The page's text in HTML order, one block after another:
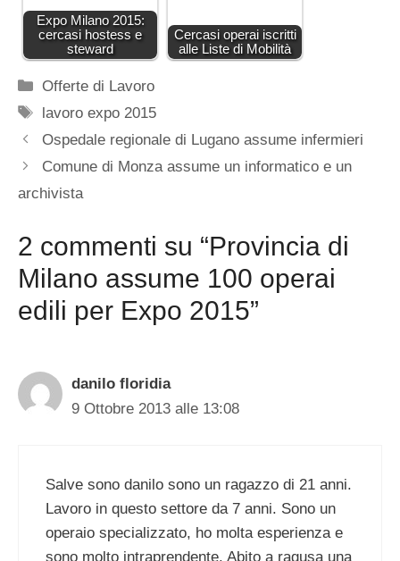
Expo Milano 2015:
cercasi hostess e
steward
Cercasi operai iscritti
alle Liste di Mobilità
Categorie
Offerte di Lavoro
Tag
lavoro expo 2015
Ospedale regionale di Lugano assume infermieri
Comune di Monza assume un informatico e un
archivista
2 commenti su “Provincia di
Milano assume 100 operai
edili per Expo 2015”
danilo floridia
9 Ottobre 2013 alle 13:08
Salve sono danilo sono un ragazzo di 21 anni.
Lavoro in questo settore da 7 anni. Sono un
operaio specializzato, ho molta esperienza e
sono molto intraprendente. Abito a ragusa una